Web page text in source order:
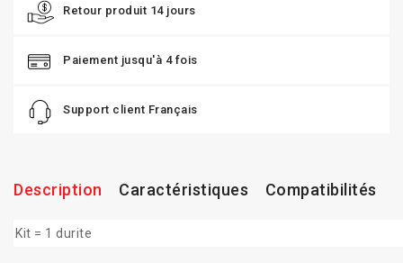
Retour produit 14 jours
Paiement jusqu'à 4 fois
Support client Français
Description Caractéristiques Compatibilités
Kit = 1 durite